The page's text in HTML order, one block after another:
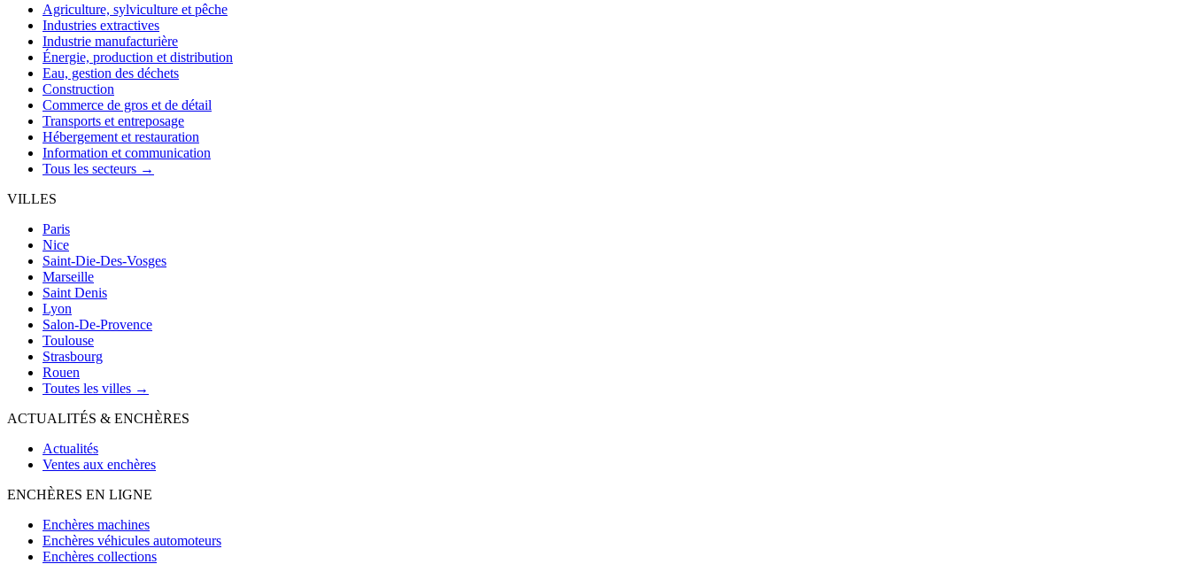
Agriculture, sylviculture et pêche
Industries extractives
Industrie manufacturière
Énergie, production et distribution
Eau, gestion des déchets
Construction
Commerce de gros et de détail
Transports et entreposage
Hébergement et restauration
Information et communication
Tous les secteurs →
VILLES
Paris
Nice
Saint-Die-Des-Vosges
Marseille
Saint Denis
Lyon
Salon-De-Provence
Toulouse
Strasbourg
Rouen
Toutes les villes →
ACTUALITÉS & ENCHÈRES
Actualités
Ventes aux enchères
ENCHÈRES EN LIGNE
Enchères machines
Enchères véhicules automoteurs
Enchères collections